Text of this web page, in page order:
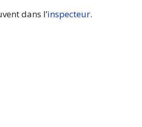
dans l’inspecteur.